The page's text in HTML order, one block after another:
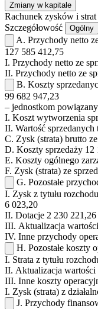
Zmiany w kapitale
Rachunek zysków i strat
Szczegółowość
Ogólny
A. Przychody netto
127 585 412,75
I. Przychody netto ze
II. Przychody netto ze
B. Koszty
99 682 947,23
– jednostkom
I. Koszt wytworzenia
II. Wartość
C. Zysk (strata) brutto
D. Koszty sprzedaży 12
E. Koszty ogólnego
F. Zysk (strata) ze
G. Pozostałe
I. Zysk z tytułu
6 023,20
II. Dotacje 2 230 221,26
III. Aktualizacja
IV. Inne przychody
H. Pozostałe koszty
I. Strata z tytułu
II. Aktualizacja
III. Inne koszty
I. Zysk (strata) z
J. Przychody